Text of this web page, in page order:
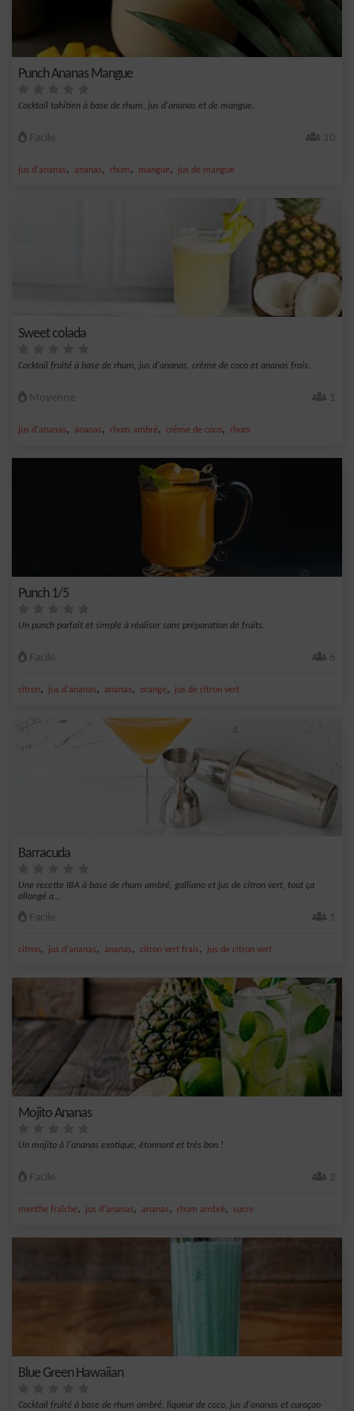
Punch Ananas Mangue
Cocktail tahitien à base de rhum, jus d'ananas et de mangue.
Facile 10
jus d'ananas, ananas, rhum, mangue, jus de mangue
Sweet colada
Cocktail fruité à base de rhum, jus d'ananas, crème de coco et ananas frais.
Moyenne 1
jus d'ananas, ananas, rhum ambré, crème de coco, rhum
Punch 1/5
Un punch parfait et simple à réaliser sans préparation de fruits.
Facile 6
citron, jus d'ananas, ananas, orange, jus de citron vert
Barracuda
Une recette IBA à base de rhum ambré, galliano et jus de citron vert, tout ça
allongé a...
Facile 1
citron, jus d'ananas, ananas, citron vert frais, jus de citron vert
Mojito Ananas
Un mojito à l'ananas exotique, étonnant et très bon !
Facile 2
menthe fraîche, jus d'ananas, ananas, rhum ambré, sucre
Blue Green Hawaiian
Cocktail fruité à base de rhum ambré, liqueur de coco, jus d'ananas et curaçao